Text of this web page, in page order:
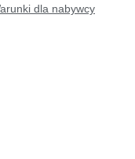
dla nabywcy